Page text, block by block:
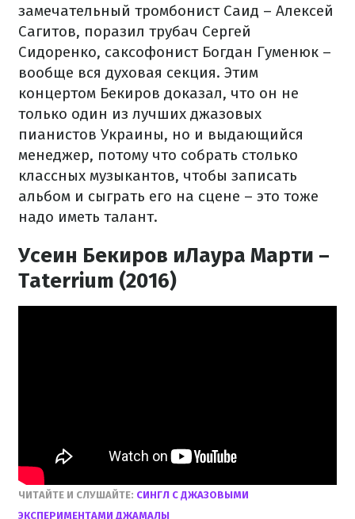
замечательный тромбонист Саид – Алексей
Сагитов, поразил трубач Сергей
Сидоренко, саксофонист Богдан Гуменюк –
вообще вся духовая секция. Этим
концертом Бекиров доказал, что он не
только один из лучших джазовых
пианистов Украины, но и выдающийся
менеджер, потому что собрать столько
классных музыкантов, чтобы записать
альбом и сыграть его на сцене – это тоже
надо иметь талант.
Усеин Бекиров иЛаура Марти –
Taterrium (2016)
ЧИТАЙТЕ И СЛУШАЙТЕ: СИНГЛ С ДЖАЗОВЫМИ
ЭКСПЕРИМЕНТАМИ ДЖАМАЛЫ